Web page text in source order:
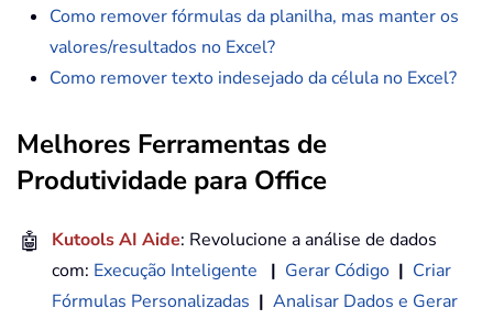
Como remover fórmulas da planilha, mas manter os
valores/resultados no Excel?
Como remover texto indesejado da célula no Excel?
Melhores Ferramentas de
Produtividade para Office
🤖 Kutools AI Aide: Revolucione a análise de dados
com: Execução Inteligente | Gerar Código | Criar
Fórmulas Personalizadas | Analisar Dados e Gerar